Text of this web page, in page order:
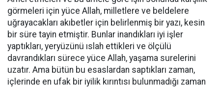
görmeleri için yüce Allah, milletlere ve beldelere
uğrayacakları akıbetler için belirlenmiş bir yazı, kesin
bir süre tayin etmiştir. Bunlar inandıkları iyi işler
yaptıkları, yeryüzünü ıslah ettikleri ve ölçülü
davrandıkları sürece yüce Allah, yaşama surelerini
uzatır. Ama bütün bu esaslardan saptıkları zaman,
içlerinde en ufak bir iyilik kırıntısı bulunmadığı zaman